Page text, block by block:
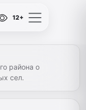
12+
района о
сел.